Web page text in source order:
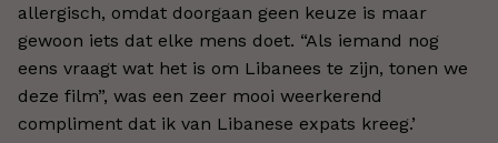
allergisch, omdat doorgaan geen keuze is maar
gewoon iets dat elke mens doet. “Als iemand nog
eens vraagt wat het is om Libanees te zijn, tonen we
deze film”, was een zeer mooi weerkerend
compliment dat ik van Libanese expats kreeg.’